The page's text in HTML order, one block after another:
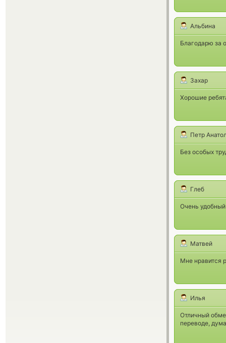
Альбина
Благодарю за
Захар
Хорошие
Петр
Без особых
Глеб
Очень
Матвей
Мне нравится
Илья
Отличный
переводе,